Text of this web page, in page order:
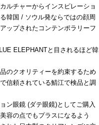
ルチャーからインスピレーショ
韓国 / ソウル発ならではの顔周
ップされたコンテンポラリーフ
ELEPHANTと目されるほど韓
のクオリティーを約束するため
信頼されている鯖江で検品と調
ン眼鏡 (ダテ眼鏡)としてご購入
容の点でもプラスになるよう